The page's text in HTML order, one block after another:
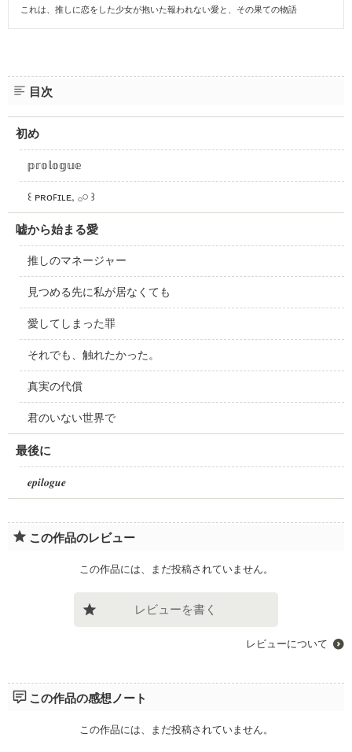
これは、推しに恋をした少女が抱いた報われない愛と、その果ての物語
目次
初め
𝕡𝕣𝕠𝕝𝕠𝕘𝕦𝕖
꒰ ᴘʀᴏꜰɪʟᴇ‪𓈒 𓂂𓏸 ꒱‬
嘘から始まる愛
推しのマネージャー
見つめる先に私が居なくても
愛してしまった罪
それでも、触れたかった。
真実の代償
君のいない世界で
最後に
𝒆𝒑𝒊𝒍𝒐𝒈𝒖𝒆
この作品のレビュー
この作品には、まだ投稿されていません。
レビューを書く
レビューについて
この作品の感想ノート
この作品には、まだ投稿されていません。